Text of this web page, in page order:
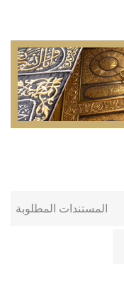
المستندات المطلوبة